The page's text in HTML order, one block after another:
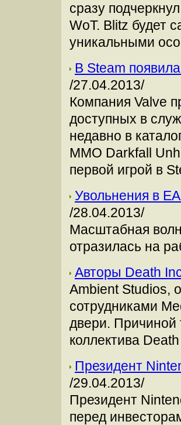
сразу
WoT. Blitz будет
уникальными
В Steam
/27.04.2013/
Компания Valve
доступных в
недавно в
MMO Darkfall
первой игрой в
Увольнения в
/28.04.2013/
Масштабная
отразилась на
Авторы Death
Ambient Studios,
сотрудниками
двери. Причиной
коллектива
Президент
/29.04.2013/
Президент
перед